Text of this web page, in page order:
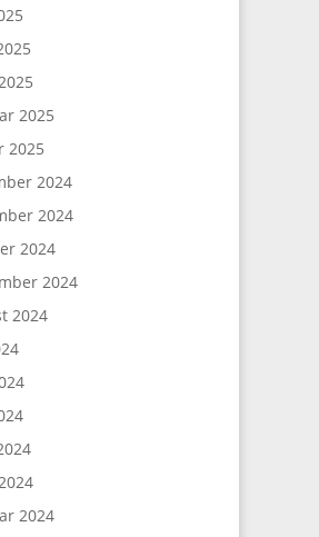
2025
2025
2024
2024
2024
2024
2024
2024